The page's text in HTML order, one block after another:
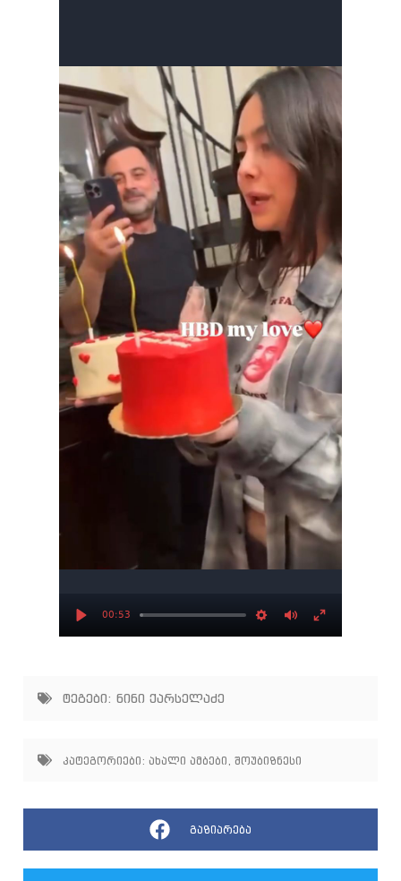
Play
00:53
Settings
MuteEnter
ტეგები: ნინი ქარსელაძე
კატეგორიები: ახალი ამბები შოუბიზნესი
გაზიარება